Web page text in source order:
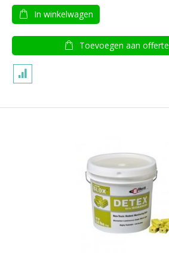
In winkelwagen
Toevoegen aan offerte